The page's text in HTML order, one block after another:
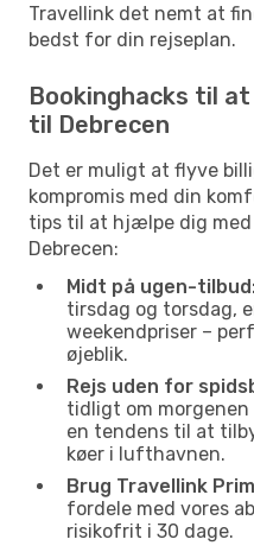
Travellink det nemt at
bedst for din rejseplan.
Bookinghacks til
til Debrecen
Det er muligt at flyve
kompromis med din
tips til at hjælpe dig
Debrecen:
Midt på ugen-
tirsdag og torsdag,
weekendpriser –
øjeblik.
Rejs uden for
tidligt om
en tendens til at
køer i lufthavnen.
Brug Travellink
fordele med vores
risikofrit i 30 dage.